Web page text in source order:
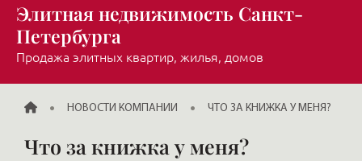
Элитная недвижимость Санкт-
Петербурга
Продажа элитных квартир, жилья, домов
ГЛАВНАЯНОВОСТИ КОМПАНИИ ЧТО ЗА КНИЖКА У МЕНЯ?
Что за книжка у меня?